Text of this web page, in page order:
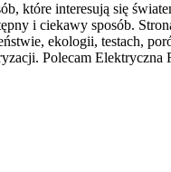
które interesują się
i ciekawy sposób.
ekologii, testach,
Polecam